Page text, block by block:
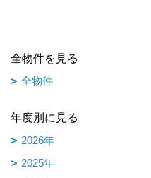
全物件を見る
全物件
年度別に見る
2026年
2025年